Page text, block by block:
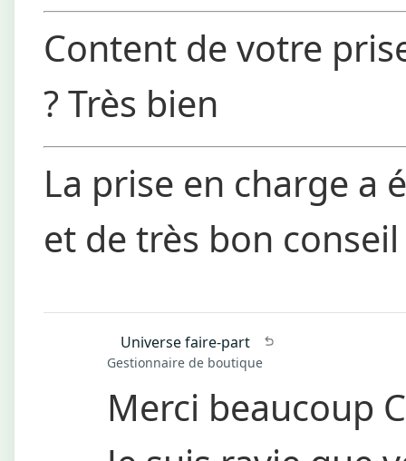
Content de votre
? Très bien
La prise en charge a
et de très bon conseil
Universe faire-part
Gestionnaire de boutique
Merci beaucoup